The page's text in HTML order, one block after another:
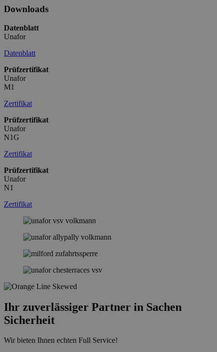
Downloads
Datenblatt
Unafor
Datenblatt
Prüfzertifikat
Unafor
M1
Zertifikat
Prüfzertifikat
Unafor
N1G
Zertifikat
Prüfzertifikat
Unafor
N1
Zertifikat
Ihr zuverlässiger Partner in Sachen
Sicherheit
Wir bieten Ihnen echten Full Service!